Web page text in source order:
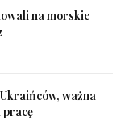
na morskie
ważna
pracę